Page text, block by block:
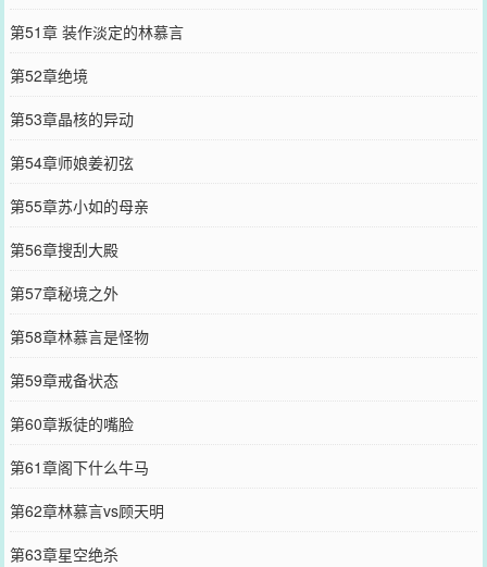
第51章 装作淡定的林慕言
第52章绝境
第53章晶核的异动
第54章师娘姜初弦
第55章苏小如的母亲
第56章搜刮大殿
第57章秘境之外
第58章林慕言是怪物
第59章戒备状态
第60章叛徒的嘴脸
第61章阁下什么牛马
第62章林慕言vs顾天明
第63章星空绝杀